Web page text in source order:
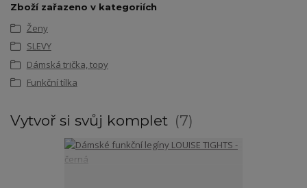
Zboží zařazeno v kategoriích
Ženy
SLEVY
Dámská trička, topy
Funkční tílka
Vytvoř si svůj komplet 7